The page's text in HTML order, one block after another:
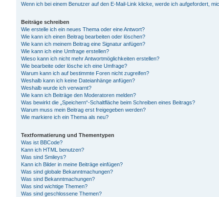
Wenn ich bei einem Benutzer auf den E-Mail-Link klicke, werde ich aufgefordert,
Beiträge schreiben
Wie erstelle ich ein neues Thema oder eine Antwort?
Wie kann ich einen Beitrag bearbeiten oder löschen?
Wie kann ich meinem Beitrag eine Signatur anfügen?
Wie kann ich eine Umfrage erstellen?
Wieso kann ich nicht mehr Antwortmöglichkeiten erstellen?
Wie bearbeite oder lösche ich eine Umfrage?
Warum kann ich auf bestimmte Foren nicht zugreifen?
Weshalb kann ich keine Dateianhänge anfügen?
Weshalb wurde ich verwarnt?
Wie kann ich Beiträge den Moderatoren melden?
Was bewirkt die „Speichern“-Schaltfläche beim Schreiben eines Beitrags?
Warum muss mein Beitrag erst freigegeben werden?
Wie markiere ich ein Thema als neu?
Textformatierung und Thementypen
Was ist BBCode?
Kann ich HTML benutzen?
Was sind Smileys?
Kann ich Bilder in meine Beiträge einfügen?
Was sind globale Bekanntmachungen?
Was sind Bekanntmachungen?
Was sind wichtige Themen?
Was sind geschlossene Themen?